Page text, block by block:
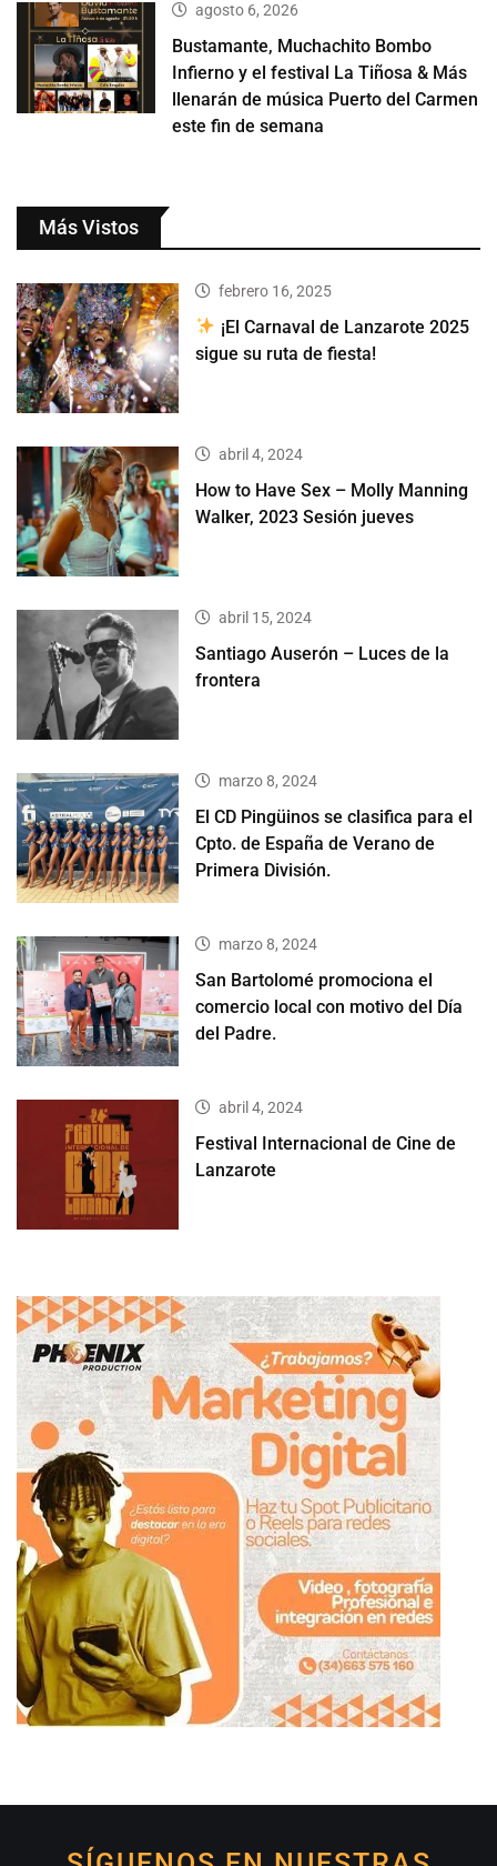
agosto 6, 2026
Bustamante, Muchachito Bombo
Infierno y el festival La Tiñosa & Más
llenarán de música Puerto del Carmen
este fin de semana
Más Vistos
febrero 16, 2025
¡El Carnaval de Lanzarote 2025
sigue su ruta de fiesta!
abril 4, 2024
How to Have Sex – Molly Manning
Walker, 2023 Sesión jueves
abril 15, 2024
Santiago Auserón – Luces de la
frontera
marzo 8, 2024
El CD Pingüinos se clasifica para el
Cpto. de España de Verano de
Primera División.
marzo 8, 2024
San Bartolomé promociona el
comercio local con motivo del Día
del Padre.
abril 4, 2024
Festival Internacional de Cine de
Lanzarote